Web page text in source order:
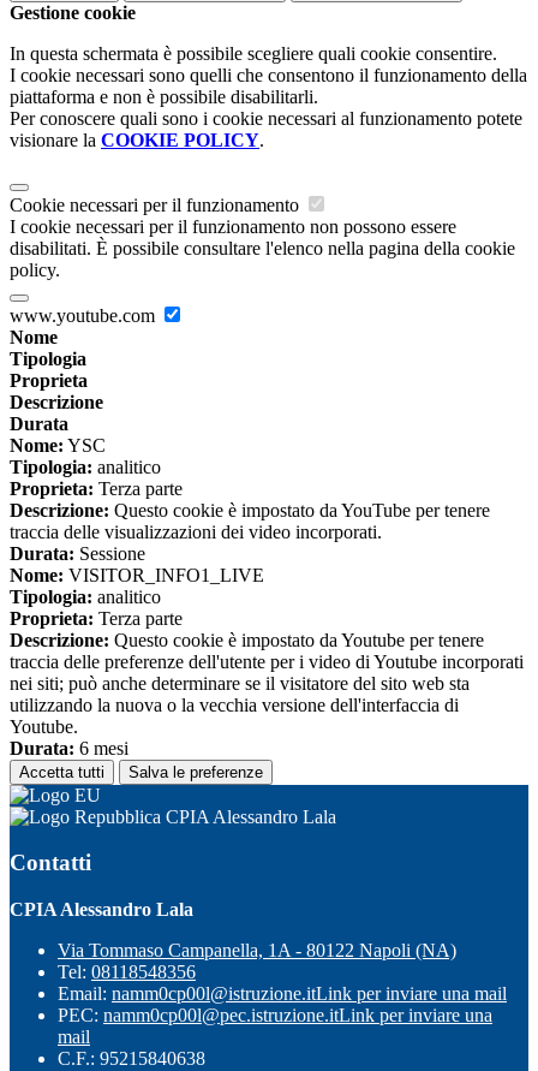
Gestione cookie
In questa schermata è possibile scegliere quali cookie consentire.
I cookie necessari sono quelli che consentono il funzionamento della
piattaforma e non è possibile disabilitarli.
Per conoscere quali sono i cookie necessari al funzionamento potete
visionare la COOKIE POLICY.
Cookie necessari per il funzionamento
I cookie necessari per il funzionamento non possono essere
disabilitati. È possibile consultare l'elenco nella pagina della cookie
policy.
www.youtube.com
Nome
Tipologia
Proprieta
Descrizione
Durata
Nome: YSC
Tipologia: analitico
Proprieta: Terza parte
Descrizione: Questo cookie è impostato da YouTube per tenere
traccia delle visualizzazioni dei video incorporati.
Durata: Sessione
Nome: VISITOR_INFO1_LIVE
Tipologia: analitico
Proprieta: Terza parte
Descrizione: Questo cookie è impostato da Youtube per tenere
traccia delle preferenze dell'utente per i video di Youtube incorporati
nei siti; può anche determinare se il visitatore del sito web sta
utilizzando la nuova o la vecchia versione dell'interfaccia di
Youtube.
Durata: 6 mesi
Accetta tutti Salva le preferenze
CPIA Alessandro Lala
Contatti
CPIA Alessandro Lala
Via Tommaso Campanella, 1A - 80122 Napoli (NA)
Tel: 08118548356
Email: namm0cp00l@istruzione.itLink per inviare una mail
PEC: namm0cp00l@pec.istruzione.itLink per inviare una
mail
C.F.: 95215840638